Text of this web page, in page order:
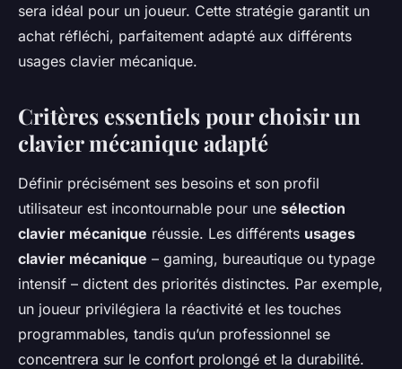
sera idéal pour un joueur. Cette stratégie garantit un
achat réfléchi, parfaitement adapté aux différents
usages clavier mécanique.
Critères essentiels pour choisir un
clavier mécanique adapté
Définir précisément ses besoins et son profil
utilisateur est incontournable pour une sélection
clavier mécanique réussie. Les différents usages
clavier mécanique – gaming, bureautique ou typage
intensif – dictent des priorités distinctes. Par exemple,
un joueur privilégiera la réactivité et les touches
programmables, tandis qu’un professionnel se
concentrera sur le confort prolongé et la durabilité.